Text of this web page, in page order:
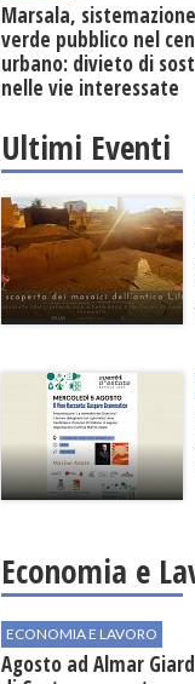
Marsala, sistemazione
verde pubblico nel
urbano: divieto di
nelle vie interessate
Ultimi Eventi
Economia e
ECONOMIA E LAVORO
Agosto ad Almar